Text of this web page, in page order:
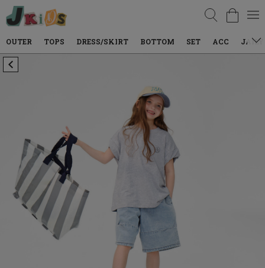
검색
TOPS DRESS/SKIRT BOTTOM SET ACC JAILY WEAR